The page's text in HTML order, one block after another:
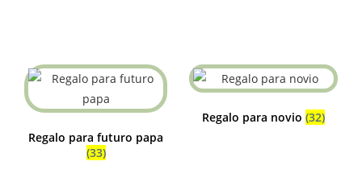
Regalo para futuro papa
(33)
Regalo para novio (32)